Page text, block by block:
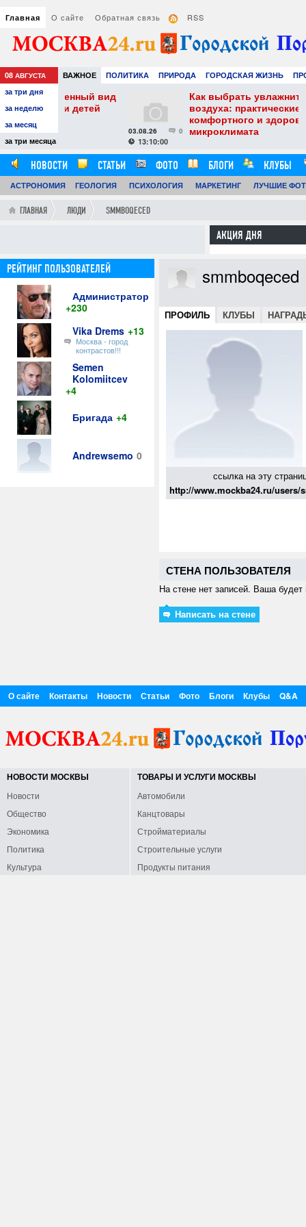
Главная О сайте Обратная связь RSS
08 АВГУСТА ВАЖНОЕ ПОЛИТИКА ПРИРОДА ГОРОДСКАЯ ЖИЗНЬ
ЗНАМЕНИТОСТИ
за три дня
за неделю
за месяц
за три месяца
вид
детей
Как выбрать увлажнитель
воздуха: практические советы для
комфортного и здорового
микроклимата
НОВОСТИ СТАТЬИ ФОТО БЛОГИ
КЛУБЫ
ОБЗОРЫ
ВИДЕОРЕПОРТАЖИ
АСТРОНОМИЯ ГЕОЛОГИЯ ПСИХОЛОГИЯ МАРКЕТИНГ ЛУЧШИЕ
ГЛАВНАЯ ЛЮДИ SMMBOQECED
АКЦИЯ ДНЯ
smmboqeced
ПРОФИЛЬ КЛУБЫ
ссылка на эту
http://www.mockba24.ru/users/
СТЕНА ПОЛЬЗОВАТЕЛЯ
На стене нет записей. Ваша будет
Написать на стене
РЕЙТИНГ ПОЛЬЗОВАТЕЛЕЙ
Администратор
+230
Vika Drems +13
Москва - город
контрастов!!!
Semen
Kolomiitcev
+4
Бригада +4
Andrewsemo 0
О сайте Контакты Новости Статьи Фото Блоги Клубы Q&A
НОВОСТИ МОСКВЫ
Новости
Общество
Экономика
Политика
Культура
ТОВАРЫ И УСЛУГИ МОСКВЫ
Автомобили
Канцтовары
Стройматериалы
Строительные услуги
Продукты питания